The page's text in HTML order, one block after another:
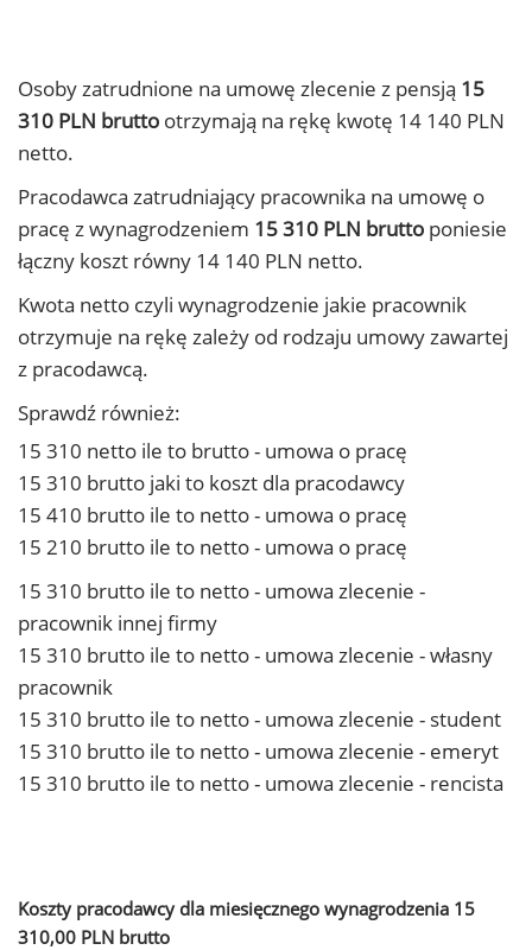
Osoby zatrudnione na umowę zlecenie z pensją 15
310 PLN brutto otrzymają na rękę kwotę 14 140 PLN
netto.
Pracodawca zatrudniający pracownika na umowę o
pracę z wynagrodzeniem 15 310 PLN brutto poniesie
łączny koszt równy 14 140 PLN netto.
Kwota netto czyli wynagrodzenie jakie pracownik
otrzymuje na rękę zależy od rodzaju umowy zawartej
z pracodawcą.
Sprawdź również:
15 310 netto ile to brutto - umowa o pracę
15 310 brutto jaki to koszt dla pracodawcy
15 410 brutto ile to netto - umowa o pracę
15 210 brutto ile to netto - umowa o pracę
15 310 brutto ile to netto - umowa zlecenie -
pracownik innej firmy
15 310 brutto ile to netto - umowa zlecenie - własny
pracownik
15 310 brutto ile to netto - umowa zlecenie - student
15 310 brutto ile to netto - umowa zlecenie - emeryt
15 310 brutto ile to netto - umowa zlecenie - rencista
Koszty pracodawcy dla miesięcznego wynagrodzenia 15
310,00 PLN brutto